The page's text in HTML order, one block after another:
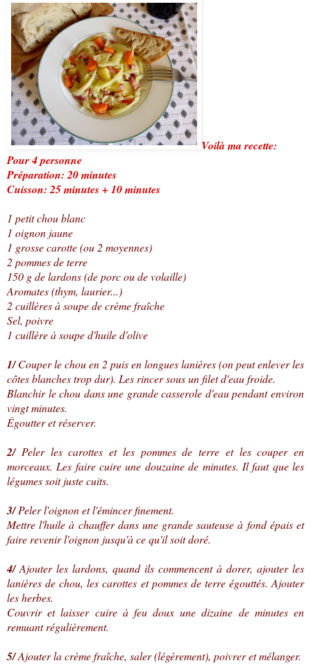
Voilà ma recette:
Pour 4 personne
Préparation: 20 minutes
Cuisson: 25 minutes + 10 minutes
1 petit chou blanc
1 oignon jaune
1 grosse carotte (ou 2 moyennes)
2 pommes de terre
150 g de lardons (de porc ou de volaille)
Aromates (thym, laurier...)
2 cuillères à soupe de crème fraîche
Sel, poivre
1 cuillère à soupe d'huile d'olive
1/Couper le chou en 2 puis en longues lanières (on peut enlever les
côtes blanches trop dur). Les rincer sous un filet d'eau froide.
Blanchir le chou dans une grande casserole d'eau pendant environ
vingt minutes.
Égoutter et réserver.
2/Peler les carottes et les pommes de terre et les couper en
morceaux. Les faire cuire une douzaine de minutes. Il faut que les
légumes soit juste cuits.
3/Peler l'oignon et l'émincer finement.
Mettre l'huile à chauffer dans une grande sauteuse à fond épais et
faire revenir l'oignon jusqu'à ce qu'il soit doré.
4/Ajouter les lardons, quand ils commencent à dorer, ajouter les
lanières de chou, les carottes et pommes de terre égouttés. Ajouter
les herbes.
Couvrir et laisser cuire à feu doux une dizaine de minutes en
remuant régulièrement.
5/Ajouter la crème fraîche, saler (légèrement), poivrer et mélanger.